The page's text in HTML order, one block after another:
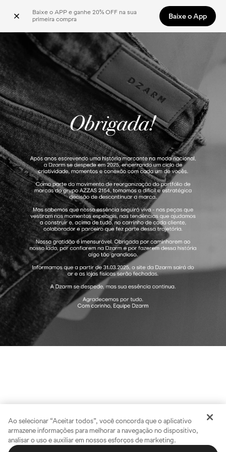
Baixe o APP e ganhe 20% OFF na sua
primeira compra
Baixe o App
Ao selecionar “Aceitar todos”, você concorda que o aplicativo
armazene informações para melhorar a navegação no dispositivo,
analisar o uso e auxiliar em nossos esforços de marketing.